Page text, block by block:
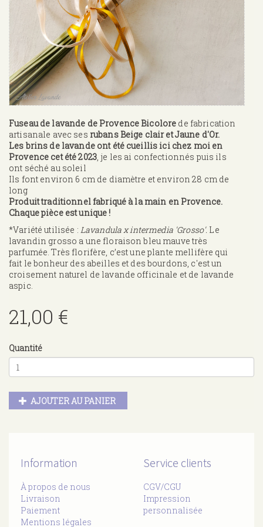
Fuseau de lavande de Provence Bicolore de fabrication
artisanale avec ses rubans Beige clair et Jaune d'Or.
Les brins de lavande ont été cueillis ici chez moi en
Provence cet été 2023, je les ai confectionnés puis ils
ont séché au soleil
Ils font environ 6 cm de diamètre et environ 28 cm de
long
Produit traditionnel fabriqué à la main en Provence.
Chaque pièce est unique !
*Variété utilisée : Lavandula x intermedia 'Grosso'. Le
lavandin grosso a une floraison bleu mauve très
parfumée. Très florifère, c’est une plante mellifère qui
fait le bonheur des abeilles et des bourdons, c'est un
croisement naturel de lavande officinale et de lavande
aspic.
21,00 €
Quantité
AJOUTER AU PANIER
Information
À propos de nous
Livraison
Paiement
Mentions légales
Service clients
CGV/CGU
Impression
personnalisée